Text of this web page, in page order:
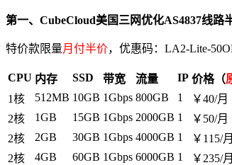
第一、CubeCloud美国三网优化AS4837线路
特价款限量月付半价，优惠码： LA2-Lite-
CPU 内存 SSD 带宽 流量 IP 价格（
1核
512MB 10GB 1Gbps 800GB 1 ￥40/月
2核
1GB 15GB 1Gbps 2000GB 1 ￥50/月
2核
2GB 30GB 1Gbps 4000GB 1 ￥115/月
2核
4GB 60GB 1Gbps 6000GB 1 ￥235/月